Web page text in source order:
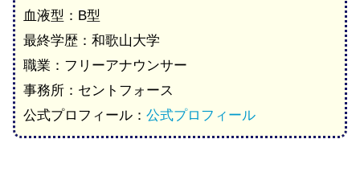
血液型：B型
最終学歴：和歌山大学
職業：フリーアナウンサー
事務所：セントフォース
公式プロフィール： 公式プロフィール